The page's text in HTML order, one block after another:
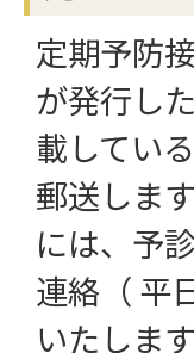
定期予防
が発行し
載してい
郵送しま
には、予
連絡（ 平
いたしま